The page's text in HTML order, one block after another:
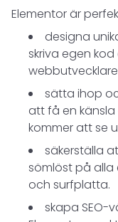
Elementor är
designa
skriva egen
sätta ihop
att få en känsla
kommer att se
säkerställa
sömlöst på alla
och surfplatta.
skapa SEO-